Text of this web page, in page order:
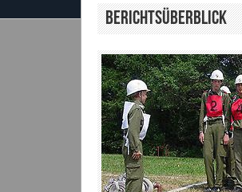
Berichtsüberblick